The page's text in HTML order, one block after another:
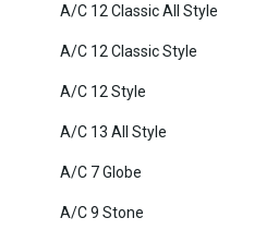
A/C 12 Classic All Style
A/C 12 Classic Style
A/C 12 Style
A/C 13 All Style
A/C 7 Globe
A/C 9 Stone